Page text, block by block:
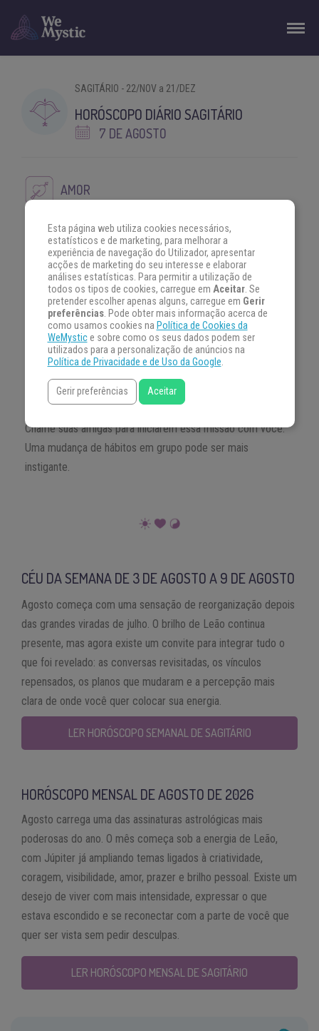
SAGITÁRIO - 22/NOV a 21/DEZ
HORÓSCOPO DIÁRIO SAGITÁRIO
7 DE AGOSTO
AMOR
equilíbrio. Reveja o seu com carinho.
DINHEIRO
Não foque tanto em bens materiais, pense que nem sempre
a recompensa é rápida e próspera. Se sentir satisfeito de
ter feito o correto deve ser sua meta.
BEM ESTAR
Chame suas amigas para iniciarem essa missão com você.
Uma mudança de hábitos em grupo pode ser mais
instigante.
CÉU DA SEMANA DE3DEAGOSTOA9 DEAGOSTO
Agosto começa com uma sensação de reorganização depois
das grandes viradas de julho. O brilho de Leão continua
presente, mas agora existe um convite para integrar tudo o
que foi revelado: as conversas revisitadas, os vínculos
repensados, os planos que mudaram e a percepção mais
clara de onde você quer colocar sua energia.
LER HORÓSCOPO SEMANAL DE SAGITÁRIO
HORÓSCOPO MENSAL DE AGOSTO DE 2026
Agosto carrega uma das assinaturas astrológicas mais
poderosas do ano. O mês começa sob a energia de Leão,
com Júpiter já ampliando temas ligados à criatividade,
coragem, visibilidade, amor, prazer e brilho pessoal. Existe um
desejo de viver com mais intensidade, expressar o que
estava escondido e se reconectar com a parte de você que
quer ser vista sem pedir desculpas.
LER HORÓSCOPO MENSAL DE SAGITÁRIO
Esta página web utiliza cookies necessários,
estatísticos e de marketing, para melhorar a
experiência de navegação do Utilizador, apresentar
acções de marketing do seu interesse e elaborar
análises estatísticas. Para permitir a utilização de
todos os tipos de cookies, carregue em Aceitar. Se
pretender escolher apenas alguns, carregue em Gerir
preferências. Pode obter mais informação acerca de
como usamos cookies na Política de Cookies da
WeMystice sobre como os seus dados podem ser
utilizados para a personalização de anúncios na
Política de Privacidade e de Uso da Google.
Gerir preferências Aceitar